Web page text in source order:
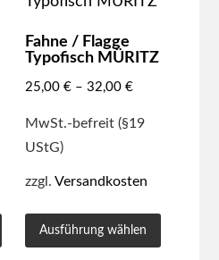
Fahne / Flagge
Typofisch MÜRITZ
25,00 €– 32,00 €
MwSt.-befreit (§19
UStG)
zzgl. Versandkosten
Ausführung wählen